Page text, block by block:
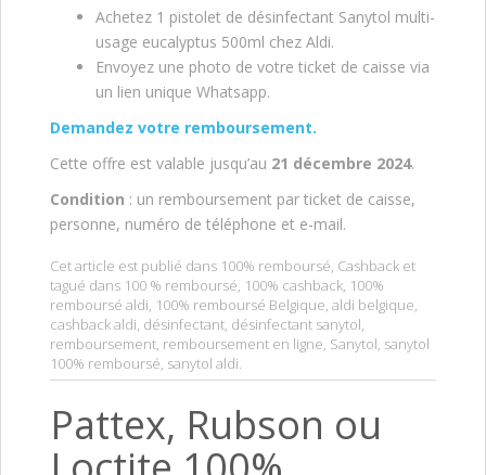
Achetez 1 pistolet de désinfectant Sanytol multi-
usage eucalyptus 500ml chez Aldi.
Envoyez une photo de votre ticket de caisse via
un lien unique Whatsapp.
Demandez votre remboursement.
Cette offre est valable jusqu’au 21 décembre 2024.
Condition : un remboursement par ticket de caisse,
personne, numéro de téléphone et e-mail.
Cet article est publié dans 100% remboursé, Cashback et
tagué dans 100 % remboursé, 100% cashback, 100%
remboursé aldi, 100% remboursé Belgique, aldi belgique,
cashback aldi, désinfectant, désinfectant sanytol,
remboursement, remboursement en ligne, Sanytol, sanytol
100% remboursé, sanytol aldi.
Pattex, Rubson ou